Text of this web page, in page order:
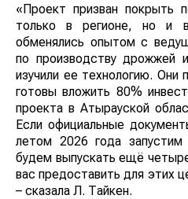
«Проект призван покрыть
только в регионе, но
обменялись опытом с
по производству дрожжей
изучили ее технологию.
готовы вложить 80%
проекта в Атырауской
Если официальные
летом 2026 года
будем выпускать ещё
вас предоставить для этих
– сказала Л. Тайкен.